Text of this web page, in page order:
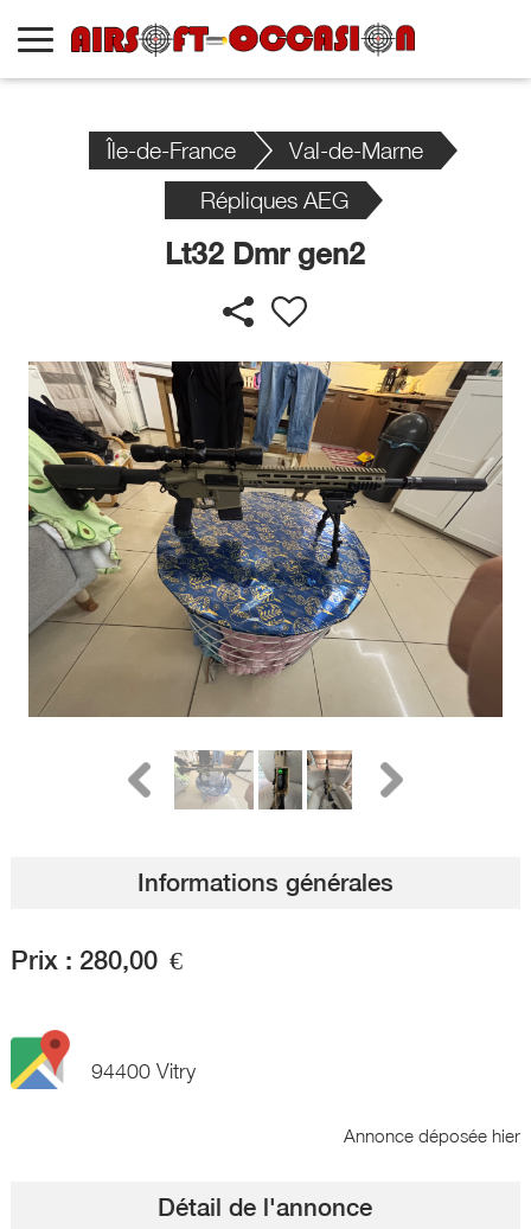
Île-de-France
Val-de-Marne
Répliques AEG
Lt32 Dmr gen2
Informations générales
Prix : 280,00 €
94400 Vitry
Annonce déposée hier
Détail de l'annonce